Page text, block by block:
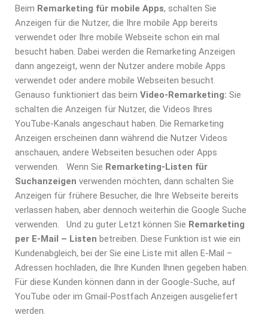
Beim Remarketing für mobile Apps, schalten Sie
Anzeigen für die Nutzer, die Ihre mobile App bereits
verwendet oder Ihre mobile Webseite schon ein mal
besucht haben. Dabei werden die Remarketing Anzeigen
dann angezeigt, wenn der Nutzer andere mobile Apps
verwendet oder andere mobile Webseiten besucht.
Genauso funktioniert das beim Video-Remarketing: Sie
schalten die Anzeigen für Nutzer, die Videos Ihres
YouTube-Kanals angeschaut haben. Die Remarketing
Anzeigen erscheinen dann während die Nutzer Videos
anschauen, andere Webseiten besuchen oder Apps
verwenden.
Wenn Sie Remarketing-Listen für
Suchanzeigen verwenden möchten, dann schalten Sie
Anzeigen für frühere Besucher, die Ihre Webseite bereits
verlassen haben, aber dennoch weiterhin die Google Suche
verwenden.
Und zu guter Letzt können Sie Remarketing
per E-Mail – Listen betreiben. Diese Funktion ist wie ein
Kundenabgleich, bei der Sie eine Liste mit allen E-Mail –
Adressen hochladen, die Ihre Kunden Ihnen gegeben haben.
Für diese Kunden können dann in der Google-Suche, auf
YouTube oder im Gmail-Postfach Anzeigen ausgeliefert
werden.